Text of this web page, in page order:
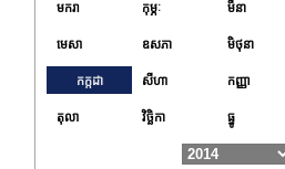
ាជវាំងយ៉ាងច្រើនកុះករ។
មករា កុម្ភៈ មីនា
មេសា ឧសភា មិថុនា
កក្កដា សីហា កញ្ញា
តុលា វិច្ឆិកា ធ្នូ